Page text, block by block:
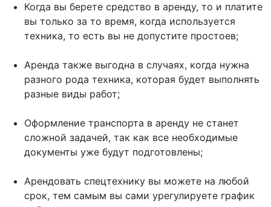
Когда вы берете средство в аренду, то и платите
вы только за то время, когда используется
техника, то есть вы не допустите простоев;
Аренда также выгодна в случаях, когда нужна
разного рода техника, которая будет выполнять
разные виды работ;
Оформление транспорта в аренду не станет
сложной задачей, так как все необходимые
документы уже будут подготовлены;
Арендовать спецтехнику вы можете на любой
срок, тем самым вы сами урегулируете график